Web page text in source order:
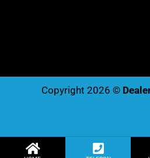
Copyright 2026 ©